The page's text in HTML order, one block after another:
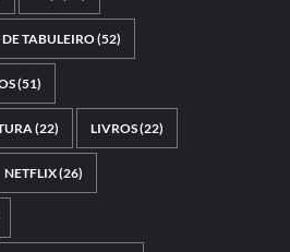
DE TABULEIRO(52)
(51)
(22) LIVROS(22)
NETFLIX(26)